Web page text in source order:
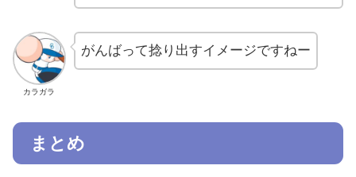
カラガラ
がんばって捻り出すイメージですねー
まとめ